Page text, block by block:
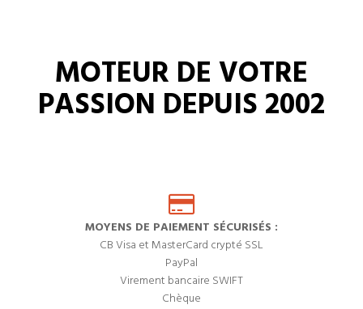
MOTEUR DE VOTRE
PASSION DEPUIS 2002
MOYENS DE PAIEMENT SÉCURISÉS :
CB Visa et MasterCard crypté SSL
PayPal
Virement bancaire SWIFT
Chèque